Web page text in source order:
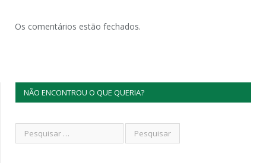
Os comentários estão fechados.
NÃO ENCONTROU O QUE QUERIA?